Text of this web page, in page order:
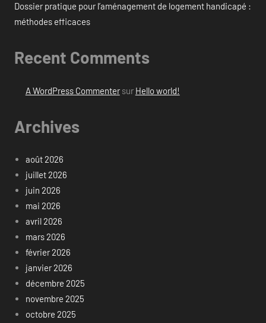
Dossier pratique pour l’aménagement de logement handicapé :
méthodes efficaces
Recent Comments
A WordPress Commentersur Hello world!
Archives
août 2026
juillet 2026
juin 2026
mai 2026
avril 2026
mars 2026
février 2026
janvier 2026
décembre 2025
novembre 2025
octobre 2025